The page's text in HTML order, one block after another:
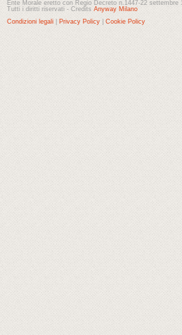
Ente Morale eretto con Regio Decreto n.1447-22 settembre
Tutti i diritti riservati - Credits Anyway Milano
Condizioni legali
Privacy Policy Cookie Policy